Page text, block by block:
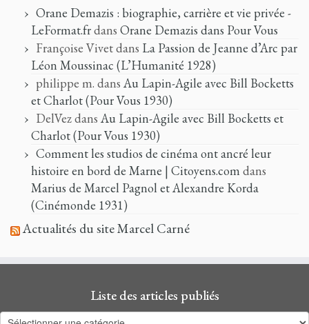
Orane Demazis : biographie, carrière et vie privée -
LeFormat.frdans Orane Demazis dans Pour Vous
Françoise Vivetdans La Passion de Jeanne d’Arc par
Léon Moussinac (L’Humanité 1928)
philippe m. dans Au Lapin-Agile avec Bill Bocketts
et Charlot (Pour Vous 1930)
DelVezdans Au Lapin-Agile avec Bill Bocketts et
Charlot (Pour Vous 1930)
Comment les studios de cinéma ont ancré leur
histoire en bord de Marne | Citoyens.comdans
Marius de Marcel Pagnol et Alexandre Korda
(Cinémonde 1931)
Actualités du site Marcel Carné
Liste des articles publiés
Liste